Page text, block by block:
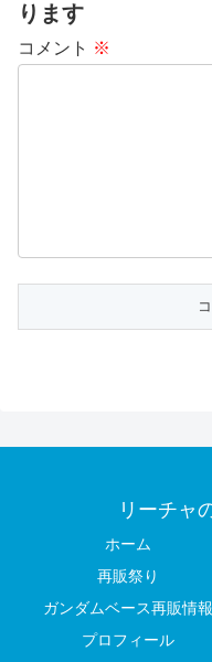
ります
コメント ※
リーチャ
ホーム
再販祭り
ガンダムベース再販情報
プロフィール